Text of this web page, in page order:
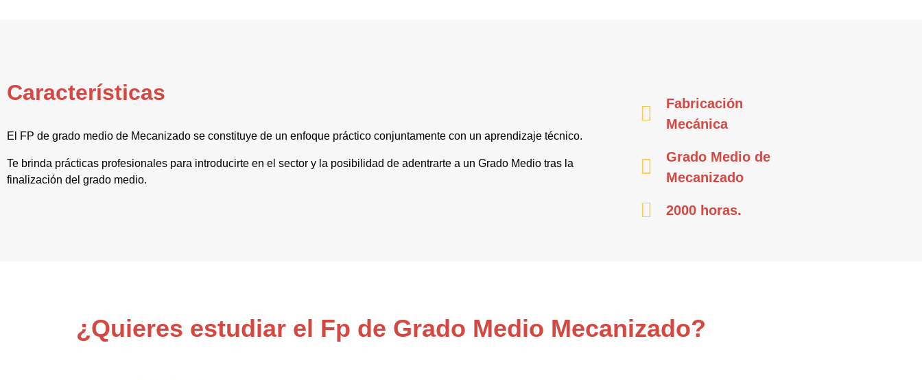
Características
El FP de grado medio de Mecanizado se constituye de un enfoque práctico conjuntamente con un aprendizaje técnico.
Te brinda prácticas profesionales para introducirte en el sector y la posibilidad de adentrarte a un Grado Medio tras la
finalización del grado medio.
Fabricación
Mecánica
Grado Medio de
Mecanizado
2000 horas.
¿Quieres estudiar el Fp de Grado Medio Mecanizado?